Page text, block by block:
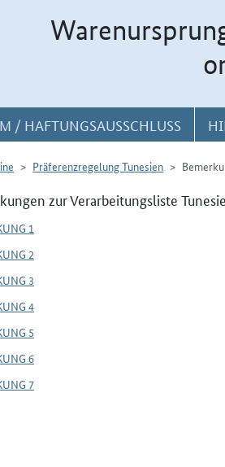
/ HAFTUNGSAUSSCHLUSS
Präferenzregelung Tunesien
zur Verarbeitungsliste
1
2
3
4
5
6
7